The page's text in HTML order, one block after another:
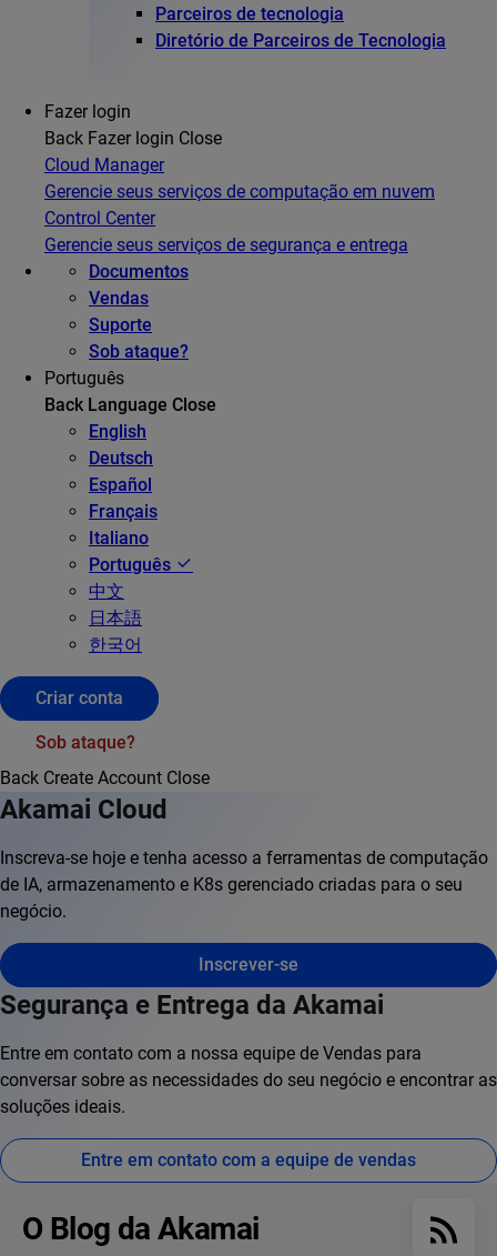
Parceiros de tecnologia
Diretório de Parceiros de Tecnologia
Fazer login
Back Fazer login Close
Cloud Manager
Gerencie seus serviços de computação em nuvem
Control Center
Gerencie seus serviços de segurança e entrega
Documentos
Vendas
Suporte
Sob ataque?
Português
Back Language Close
English
Deutsch
Español
Français
Italiano
Português
中文
日本語
한국어
Criar conta
Sob ataque?
Back Create Account Close
Akamai Cloud
Inscreva-se hoje e tenha acesso a ferramentas de computação
de IA, armazenamento e K8s gerenciado criadas para o seu
negócio.
Inscrever-se
Segurança e Entrega da Akamai
Entre em contato com a nossa equipe de Vendas para
conversar sobre as necessidades do seu negócio e encontrar as
soluções ideais.
Entre em contato com a equipe de vendas
O Blog da Akamai